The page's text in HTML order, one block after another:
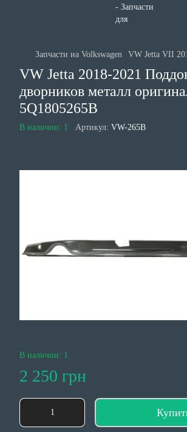
Запчасти на Volkswagen VW Jetta VII
VW Jetta 2018-2021
дворников металл
5Q1805265B
В наличии: 1 Артикул: VW-265B
В наличии: 1
2 250 грн